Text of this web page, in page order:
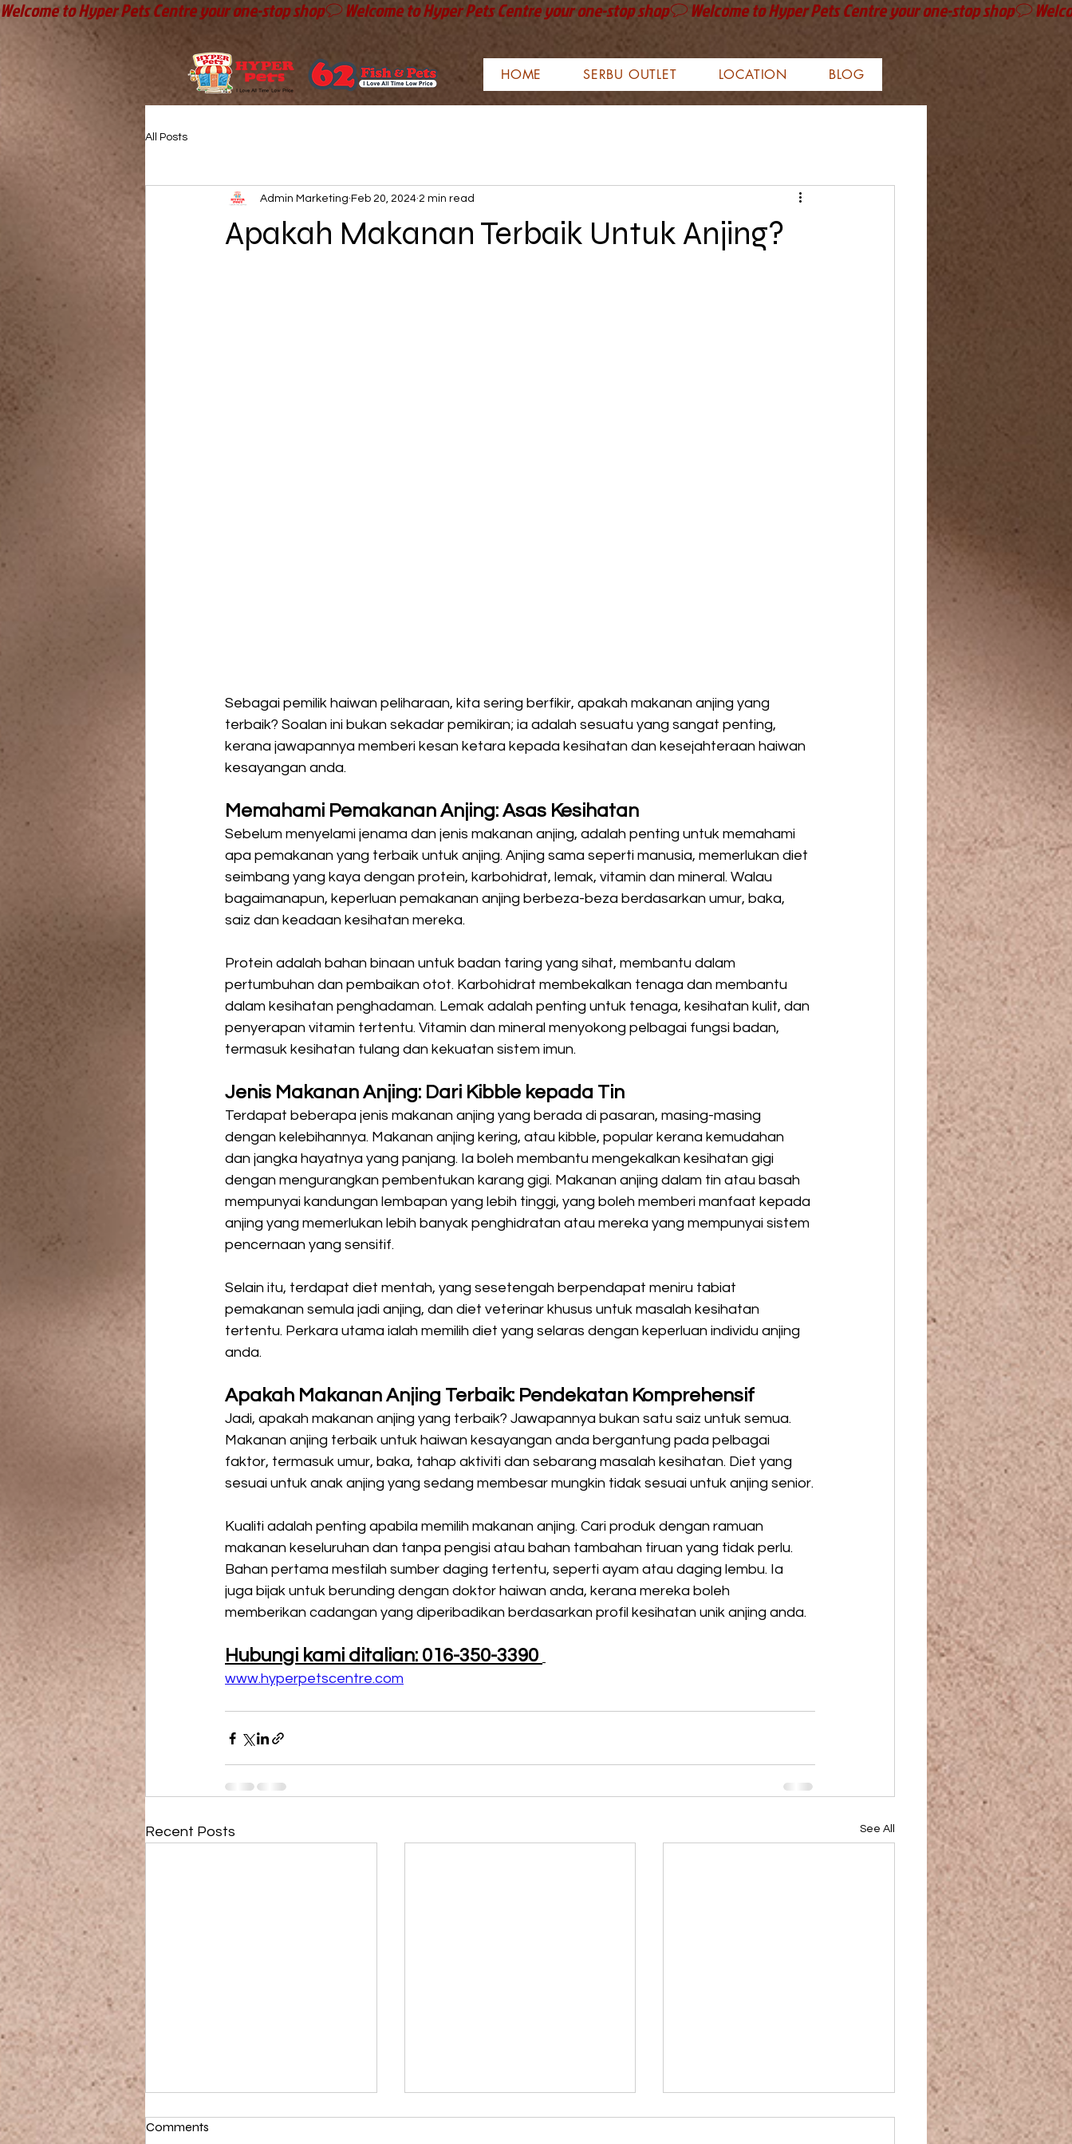
Welcome to Hyper Pets Centre your one-stop shop
HOME SERBU OUTLET LOCATION BLOG
All Posts
Apakah Makanan Terbaik Untuk Anjing?
Admin Marketing Feb 20, 2024 2 min read
Sebagai pemilik haiwan peliharaan, kita sering berfikir, apakah makanan anjing yang
terbaik? Soalan ini bukan sekadar pemikiran; ia adalah sesuatu yang sangat penting,
kerana jawapannya memberi kesan ketara kepada kesihatan dan kesejahteraan haiwan
kesayangan anda.
Memahami Pemakanan Anjing: Asas Kesihatan
Sebelum menyelami jenama dan jenis makanan anjing, adalah penting untuk memahami
apa pemakanan yang terbaik untuk anjing. Anjing sama seperti manusia, memerlukan diet
seimbang yang kaya dengan protein, karbohidrat, lemak, vitamin dan mineral. Walau
bagaimanapun, keperluan pemakanan anjing berbeza-beza berdasarkan umur, baka,
saiz dan keadaan kesihatan mereka.
Protein adalah bahan binaan untuk badan taring yang sihat, membantu dalam
pertumbuhan dan pembaikan otot. Karbohidrat membekalkan tenaga dan membantu
dalam kesihatan penghadaman. Lemak adalah penting untuk tenaga, kesihatan kulit, dan
penyerapan vitamin tertentu. Vitamin dan mineral menyokong pelbagai fungsi badan,
termasuk kesihatan tulang dan kekuatan sistem imun.
Jenis Makanan Anjing: Dari Kibble kepada Tin
Terdapat beberapa jenis makanan anjing yang berada di pasaran, masing-masing
dengan kelebihannya. Makanan anjing kering, atau kibble, popular kerana kemudahan
dan jangka hayatnya yang panjang. Ia boleh membantu mengekalkan kesihatan gigi
dengan mengurangkan pembentukan karang gigi. Makanan anjing dalam tin atau basah
mempunyai kandungan lembapan yang lebih tinggi, yang boleh memberi manfaat kepada
anjing yang memerlukan lebih banyak penghidratan atau mereka yang mempunyai sistem
pencernaan yang sensitif.
Selain itu, terdapat diet mentah, yang sesetengah berpendapat meniru tabiat
pemakanan semula jadi anjing, dan diet veterinar khusus untuk masalah kesihatan
tertentu. Perkara utama ialah memilih diet yang selaras dengan keperluan individu anjing
anda.
Apakah Makanan Anjing Terbaik: Pendekatan Komprehensif
Jadi, apakah makanan anjing yang terbaik? Jawapannya bukan satu saiz untuk semua.
Makanan anjing terbaik untuk haiwan kesayangan anda bergantung pada pelbagai
faktor, termasuk umur, baka, tahap aktiviti dan sebarang masalah kesihatan. Diet yang
sesuai untuk anak anjing yang sedang membesar mungkin tidak sesuai untuk anjing senior.
Kualiti adalah penting apabila memilih makanan anjing. Cari produk dengan ramuan
makanan keseluruhan dan tanpa pengisi atau bahan tambahan tiruan yang tidak perlu.
Bahan pertama mestilah sumber daging tertentu, seperti ayam atau daging lembu. Ia
juga bijak untuk berunding dengan doktor haiwan anda, kerana mereka boleh
memberikan cadangan yang diperibadikan berdasarkan profil kesihatan unik anjing anda.
Hubungi kami ditalian: 016-350-3390
www.hyperpetscentre.com
Recent Posts See All
Comments